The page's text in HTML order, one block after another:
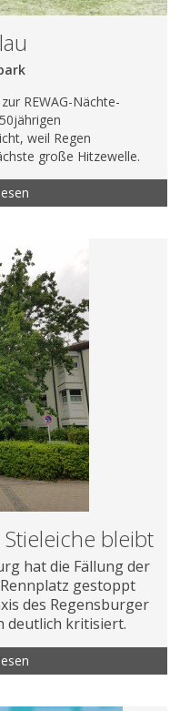
REWAG-Nächte-
weil Regen
große Hitzewelle.
bleibt
hat die Fällung der
gestoppt
des Regensburger
deutlich kritisiert.